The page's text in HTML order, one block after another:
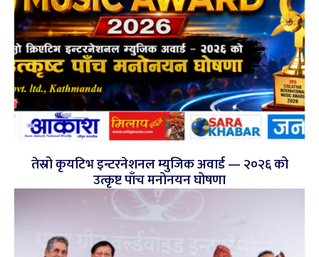
तेस्रो कृयटिभ इन्टरनेशनल म्युजिक अवार्ड — २०२६ को
उत्कृष्ट पाँच मनोनयन घोषणा